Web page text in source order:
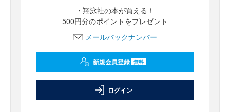
・翔泳社の本が買える！
500円分のポイントをプレゼント
メールバックナンバー
新規会員登録 無料
ログイン